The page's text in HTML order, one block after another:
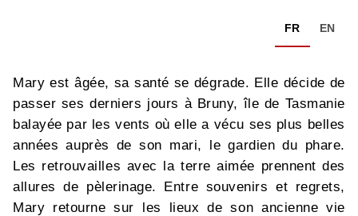
FR EN
Mary est âgée, sa santé se dégrade. Elle décide de
passer ses derniers jours à Bruny, île de Tasmanie
balayée par les vents où elle a vécu ses plus belles
années auprès de son mari, le gardien du phare.
Les retrouvailles avec la terre aimée prennent des
allures de pèlerinage. Entre souvenirs et regrets,
Mary retourne sur les lieux de son ancienne vie